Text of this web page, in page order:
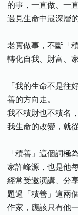
的事，一直做、一
遇見生命中最深層
老實做事，不斷「積
轉化自我、財富、
「我的生命不是往
善的方向走。
我不積財也不積名
我生命的改變，就
「積善」這個詞極
家許峰源，也是他
經常受邀演講、分
題過「積善」這兩
作家，應該只有他一